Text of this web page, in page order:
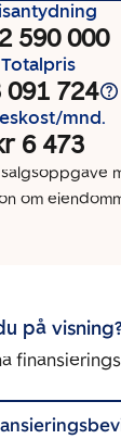
590 000
Totalpris
091 724
mnd.
6 473
om
på visning?